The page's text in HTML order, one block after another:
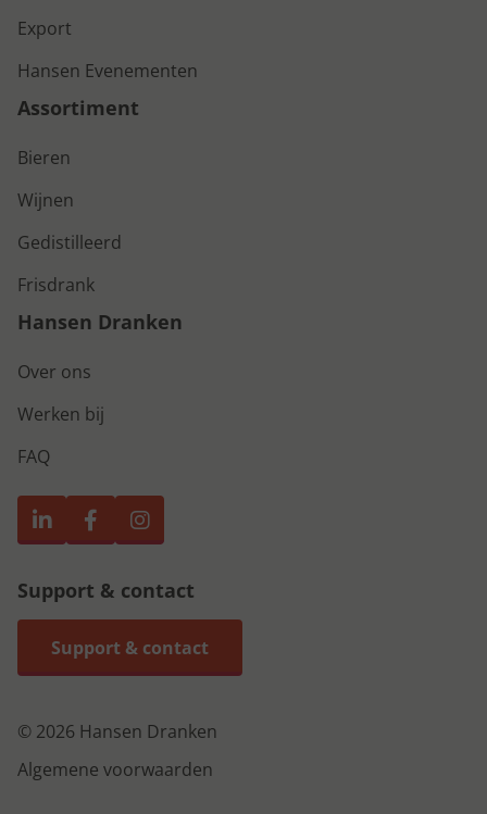
Export
Hansen Evenementen
Assortiment
Bieren
Wijnen
Gedistilleerd
Frisdrank
Hansen Dranken
Over ons
Werken bij
FAQ
Support & contact
Support & contact
© 2026 Hansen Dranken
Algemene voorwaarden